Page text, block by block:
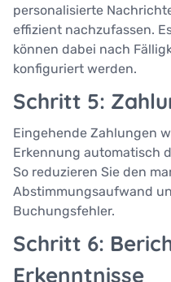
personalisierte
effizient nachzufassen.
können dabei nach
konfiguriert werden.
Schritt 5:
Eingehende Zahlungen
Erkennung automatisch
So reduzieren Sie den
Abstimmungsaufwand
Buchungsfehler.
Schritt 6:
Erkenntnisse